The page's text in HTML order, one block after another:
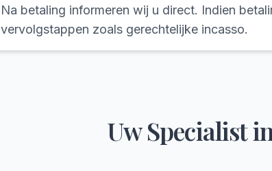
Na betaling informeren wij u direct. Indien
vervolgstappen zoals gerechtelijke incasso.
Uw Specialist